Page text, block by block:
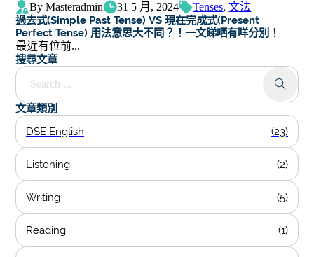
By Masteradmin 31 5 月, 2024 Tenses,文法
過去式(Simple Past Tense) VS 現在完成式(Present
Perfect Tense) 用法意思大不同？！一文睇哂有咩分別！
最近有位前...
搜尋文章
Search ...
文章類別
DSE English
(23)
Listening (2)
Writing (5)
Reading (1)